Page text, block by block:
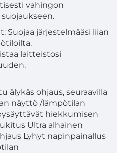
vahingon
Suojaa järjestelmääsi liian
laitteistosi
älykäs ohjaus, seuraavilla
näyttö /lämpötilan
hiekkumisen
Ultra alhainen
Lyhyt napinpainallus